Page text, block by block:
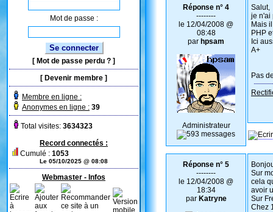
Mot de passe :
[ Mot de passe perdu ? ]
[ Devenir membre ]
Membre en ligne :
Anonymes en ligne : 39
Total visites: 3634323
Record connectés :
Cumulé : 1053
Le 05/10/2025 @ 08:08
Webmaster - Infos
Réponse n° 4
--------
le 12/04/2008 @
08:48
par hpsam
Administrateur
Salut,
je n'ai
Mais
PHP
Ici
A+
Pas
Réponse n° 5
--------
le 12/04/2008 @
18:34
par Katryne
Sur
cela
avoir
Sur
Chez